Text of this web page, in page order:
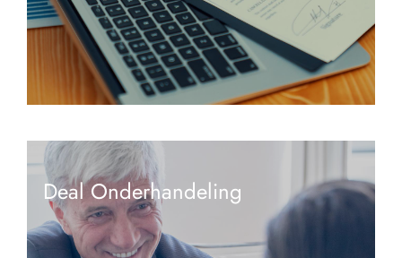
Deal Onderhandeling